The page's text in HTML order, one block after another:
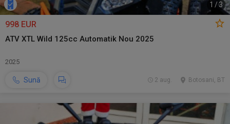
1 /3
998 EUR
ATV XTL Wild 125cc Automatik Nou 2025
2025
Sună Botosani, BT
2 aug.